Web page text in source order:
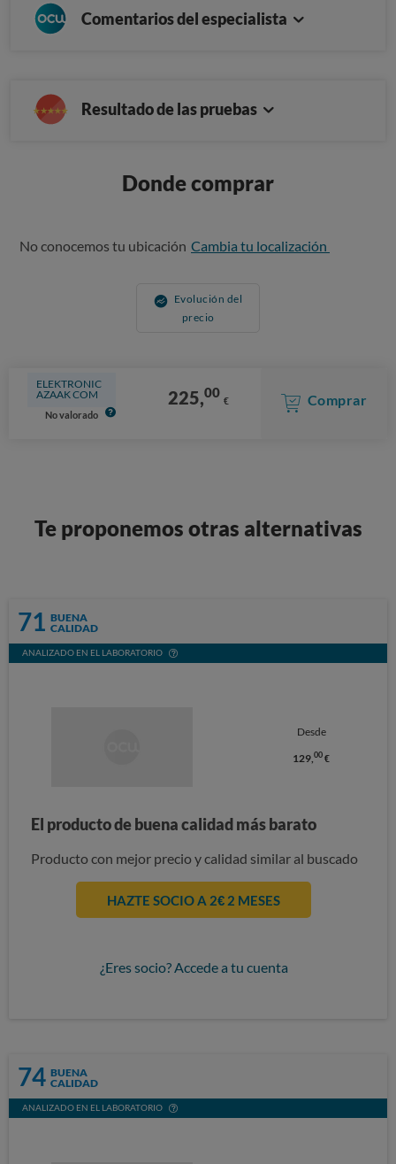
Comentarios del especialista
Resultado de las pruebas
Donde comprar
No conocemos tu ubicación Cambia tu localización
Evolución del
precio
ELEKTRONIC
AZAAK COM
No valorado
225,00 € Comprar
Te proponemos otras alternativas
71 BUENA
CALIDAD
ANALIZADO EN EL LABORATORIO
Desde
129,00 €
El producto de buena calidad más barato
Producto con mejor precio y calidad similar al buscado
HAZTE SOCIO A 2€ 2 MESES
¿Eres socio? Accede a tu cuenta
74 BUENA
CALIDAD
ANALIZADO EN EL LABORATORIO